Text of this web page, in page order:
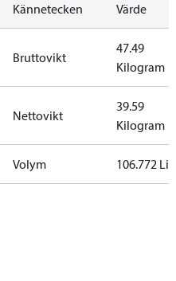
Kännetecken Värde
Bruttovikt
47.49
Kilogram
Nettovikt
39.59
Kilogram
Volym 106.772 Liter